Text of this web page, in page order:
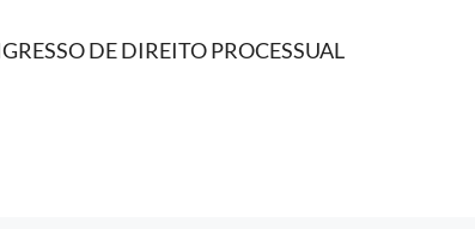
DE DIREITO PROCESSUAL